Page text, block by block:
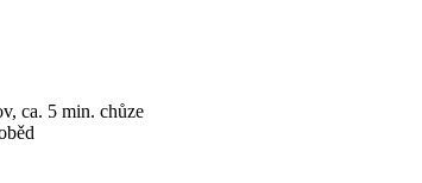
ca. 5 min. chůze